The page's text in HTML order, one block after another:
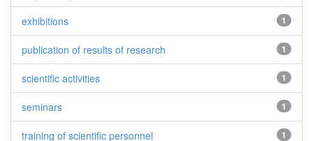
1
exhibitions
1
publication of results of research
1
scientific activities
1
seminars
1
training of scientific personnel